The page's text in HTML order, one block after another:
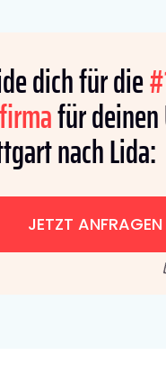
dich für die
für
nach Lida:
JETZT ANFRAGEN